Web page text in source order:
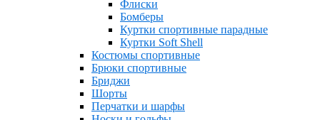
Флиски
Бомберы
Куртки спортивные парадные
Куртки Soft Shell
Костюмы спортивные
Брюки спортивные
Бриджи
Шорты
Перчатки и шарфы